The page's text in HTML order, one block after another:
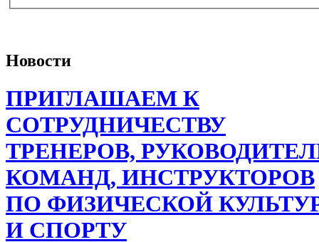
Новости
ПРИГЛАШАЕМ К
СОТРУДНИЧЕСТВУ
ТРЕНЕРОВ,
КОМАНД, ИНСТРУКТОРОВ
ПО ФИЗИЧЕСКОЙ
И СПОРТУ